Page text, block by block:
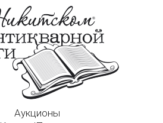
Аукционы